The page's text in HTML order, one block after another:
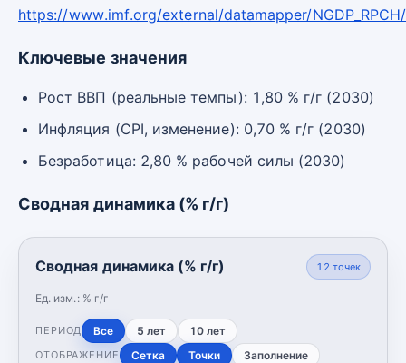
https://www.imf.org/external/datamapper/
Ключевые значения
Рост ВВП (реальные темпы): 1,80 % г/г (2030)
Инфляция (CPI, изменение): 0,70 % г/г (2030)
Безработица: 2,80 % рабочей силы (2030)
Сводная динамика (% г/г)
Сводная динамика (% г/г)
Ед. изм.: % г/г
12 точек
ПЕРИОД Все 5 лет 10 лет
ОТОБРАЖЕНИЕ Сетка Точки Заполнение